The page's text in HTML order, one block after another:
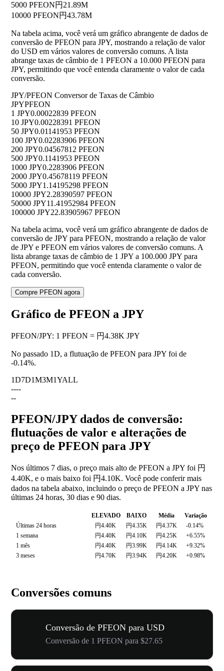
5000 PFEON円21.89M
10000 PFEON円43.78M
Na tabela acima, você verá um gráfico abrangente de dados de
conversão de PFEON para JPY, mostrando a relação de valor
do USD em vários valores de conversão comuns. A lista
abrange taxas de câmbio de 1 PFEON a 10.000 PFEON para
JPY, permitindo que você entenda claramente o valor de cada
conversão.
JPY/PFEON Conversor de Taxas de Câmbio
JPYPFEON
1 JPY0.00022839 PFEON
10 JPY0.00228391 PFEON
50 JPY0.01141953 PFEON
100 JPY0.02283906 PFEON
200 JPY0.04567812 PFEON
500 JPY0.1141953 PFEON
1000 JPY0.2283906 PFEON
2000 JPY0.45678119 PFEON
5000 JPY1.14195298 PFEON
10000 JPY2.28390597 PFEON
50000 JPY11.41952984 PFEON
100000 JPY22.83905967 PFEON
Na tabela acima, você verá um gráfico abrangente de dados de
conversão de JPY para PFEON, mostrando a relação de valor
de JPY e PFEON em vários valores de conversão comuns. A
lista abrange taxas de câmbio de 1 JPY a 100.000 JPY para
PFEON, permitindo que você entenda claramente o valor de
cada conversão.
Compre PFEON agora
Gráfico de PFEON a JPY
PFEON/JPY: 1 PFEON = 円4.38K JPY
No passado 1D, a flutuação de PFEON para JPY foi de
-0.14%.
1D7D1M3M1YALL
----
--
PFEON/JPY dados de conversão:
flutuações de valor e alterações de
preço de PFEON para JPY
Nos últimos 7 dias, o preço mais alto de PFEON a JPY foi 円
4.40K, e o mais baixo foi 円4.10K. Você pode conferir mais
dados na tabela abaixo, incluindo o preço de PFEON a JPY nas
últimas 24 horas, 30 dias e 90 dias.
ELEVADO BAIXO Média
Variação
Últimas 24 horas
円4.40K 円4.35K 円4.37K
-0.14%
1 semana
円4.40K 円4.10K 円4.25K
+6.55%
1 mês
円4.40K 円3.99K 円4.14K
+9.32%
3 meses
円4.70K 円3.94K 円4.20K +0.98%
Conversões comuns
Conversão de PFEON para USD
Conversão de 1 PFEON para $27.65